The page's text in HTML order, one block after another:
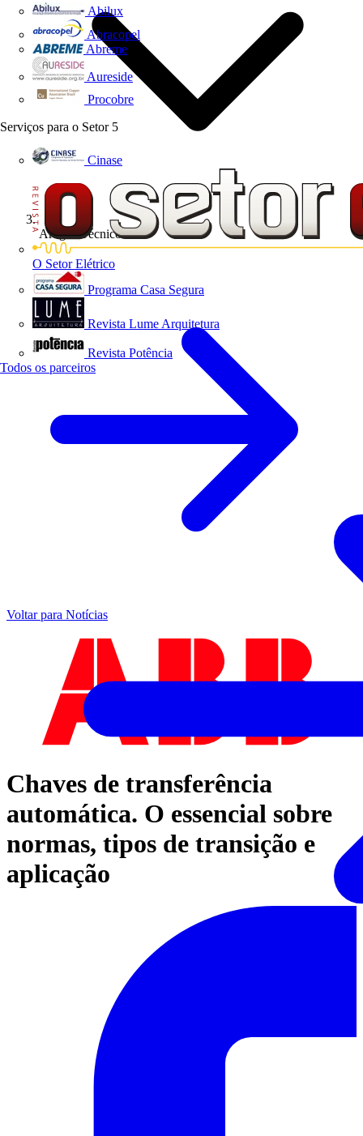
Abilux
Abracopel
Abreme
Aureside
Procobre
Serviços para o Setor 5
Cinase
O Setor Elétrico
Programa Casa Segura
Revista Lume Arquitetura
Revista Potência
Todos os parceiros
Artigos Técnicos
Voltar para Notícias
Chaves de transferência
automática. O essencial sobre
normas, tipos de transição e
aplicação